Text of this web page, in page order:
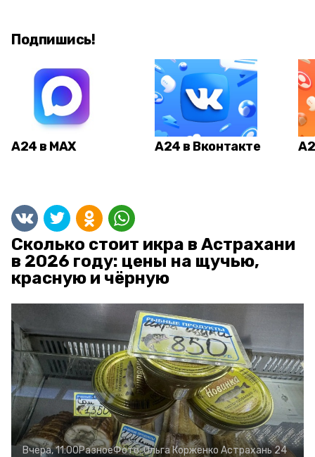
Подпишись!
А24 в MAX А24 в Вконтакте
Сколько стоит икра в Астрахани
в 2026 году: цены на щучью,
красную и чёрную
Вчера, 11:00РазноеФото:Ольга Корженко Астрахань 24